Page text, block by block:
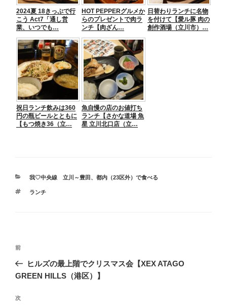
2024夏 18きっぷで行
こう Act7「通し営
業、いつでも…
HOT PEPPERグルメか
らのプレゼントで肉ラ
ンチ【肉ざん…
日替わりランチに名物
を付けて【愛ル豚 肉の
創作酒場（立川市）…
祝日ランチ飲みは360
円の瓶ビールとともに
【もつ焼き36（立…
魚自慢の店のお値打ち
ランチ【さかな道場 魚
星 立川北口店（立…
カ
ゴ
我♡中央線 立川～豊田 、 都内（23区外）で食べる
タ
ランチ
投
ナ
ゲ
前
の
投
前
ヒルズの最上階でクリスマス会【XEX ATAGO
GREEN HILLS（港区）】
次
次